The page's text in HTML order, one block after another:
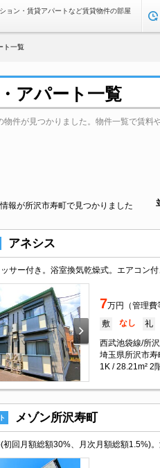
ョン・賃貸アパートなど賃貸物件の部屋
ト一覧
アパート一覧
件が見つかりました。物件一覧で賃料
報が所沢市寿町で見つかりました
アネシス
サー付き。浴室換気乾燥式。エアコン付
7万円（管理費
敷 なし 礼
西武池袋線/所
埼玉県所沢市寿
1K / 28.21m² 2
メゾン所沢寿町